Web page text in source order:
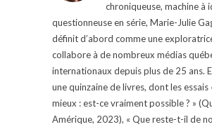
chroniqueuse, machine à
questionneuse en série, Marie-Julie
définit d’abord comme une
collabore à de nombreux médias
internationaux depuis plus de 25 ans.
une quinzaine de livres, dont les essais
mieux : est-ce vraiment possible ? »
Amérique, 2023), « Que reste-t-il de